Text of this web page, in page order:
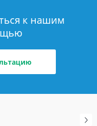
к нашим